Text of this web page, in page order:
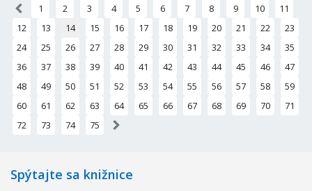
1 2 3 4 5 6 7 8 9 10
11
12
13 14 15 16 17 18 19 20 21 22
23
24
25 26 27 28 29 30 31 32 33 34
35
36
37 38 39 40 41 42 43 44 45 46
47
48
49 50 51 52 53 54 55 56 57 58
59
60
61 62 63 64 65 66 67 68 69 70
71
72
73 74 75
Spýtajte sa knižnice